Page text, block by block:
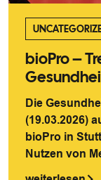
bioPro –
Die
(19.03.2026)
bioPro in
Nutzen von